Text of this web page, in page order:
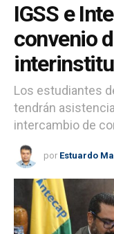
IGSS e
convenio
Los estudiantes
tendrán
intercambio de
por Estuardo